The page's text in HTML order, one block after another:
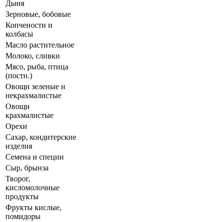
Дыня
Зерновые, бобовые
Копчености и
колбасы
Масло растительное
Молоко, сливки
Мясо, рыба, птица
(постн.)
Овощи зеленые и
некрахмалистые
Овощи
крахмалистые
Орехи
Сахар, кондитерские
изделия
Семена и специи
Сыр, брынза
Творог,
кисломолочные
продукты
Фрукты кислые,
помидоры